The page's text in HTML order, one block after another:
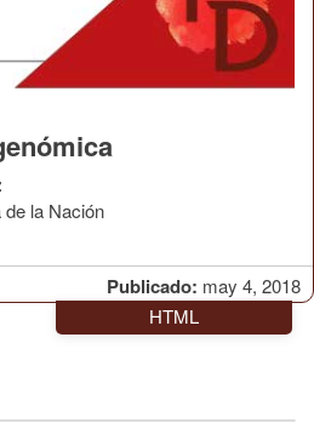
Publicado: may 4, 2018
la Nación
HTML